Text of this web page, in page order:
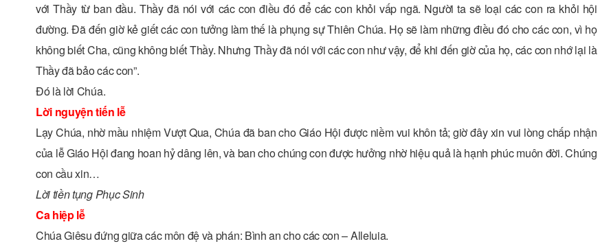
với Thầy từ ban đầu. Thầy đã nói với các con điều đó để các con khỏi vấp ngã. Người ta sẽ loại các con ra khỏi hội
đường. Ðã đến giờ kẻ giết các con tưởng làm thế là phụng sự Thiên Chúa. Họ sẽ làm những điều đó cho các con, vì họ
không biết Cha, cũng không biết Thầy. Nhưng Thầy đã nói với các con như vậy, để khi đến giờ của họ, các con nhớ lại là
Thầy đã bảo các con”.
Ðó là lời Chúa.
Lời nguyện tiến lễ
Lạy Chúa, nhờ mầu nhiệm Vượt Qua, Chúa đã ban cho Giáo Hội được niềm vui khôn tả; giờ đây xin vui lòng chấp nhận
của lễ Giáo Hội đang hoan hỷ dâng lên, và ban cho chúng con được hưởng nhờ hiệu quả là hạnh phúc muôn đời. Chúng
con cầu xin…
Lời tiền tụng Phục Sinh
Ca hiệp lễ
Chúa Giêsu đứng giữa các môn đệ và phán: Bình an cho các con – Alleluia.